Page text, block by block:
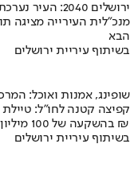
ירושלים 2040: העיר נערכת ל- 1.5 מליון תושבים
מנכ"לית העירייה מציגה
הבא
בשיתוף עיריית ירושלים
שופינג, אמנות ואוכל:
קפיצה קטנה לחו"ל:
בהשקעה של 100 מיליון ₪
בשיתוף עיריית ירושלים